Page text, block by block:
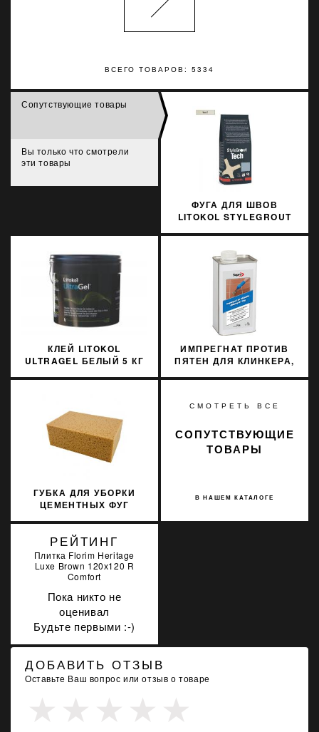
ВСЕГО ТОВАРОВ: 5334
Сопутствующие товары
Вы только что смотрели
эти товары
ФУГА ДЛЯ ШВОВ
LITOKOL STYLEGROUT
КЛЕЙ LITOKOL
ULTRAGEL БЕЛЫЙ 5 КГ
ИМПРЕГНАТ ПРОТИВ
ПЯТЕН ДЛЯ КЛИНКЕРА,
714/1 1Л
ГУБКА ДЛЯ УБОРКИ
ЦЕМЕНТНЫХ ФУГ
СМОТРЕТЬ ВСЕ
В НАШЕМ КАТАЛОГЕ
СОПУТСТВУЮЩИЕ
ТОВАРЫ
РЕЙТИНГ
Плитка Florim Heritage
Luхe Brown 120х120 R
Comfort
Пока никто не
оценивал
Будьте первыми :-)
ДОБАВИТЬ ОТЗЫВ
Оставьте Ваш вопрос или отзыв о товаре